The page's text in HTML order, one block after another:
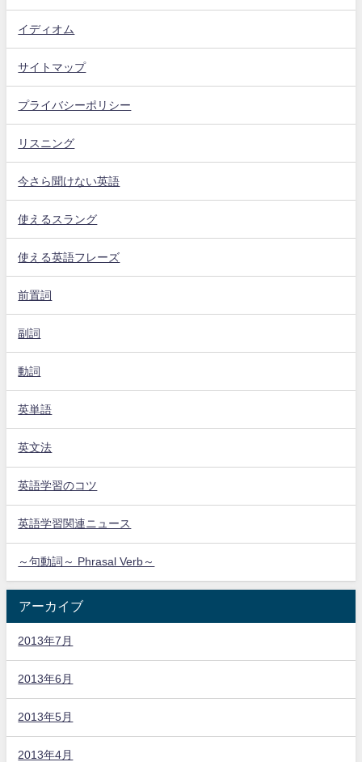
イディオム
サイトマップ
プライバシーポリシー
リスニング
今さら聞けない英語
使えるスラング
使える英語フレーズ
前置詞
副詞
動詞
英単語
英文法
英語学習のコツ
英語学習関連ニュース
～句動詞～ Phrasal Verb～
アーカイブ
2013年7月
2013年6月
2013年5月
2013年4月